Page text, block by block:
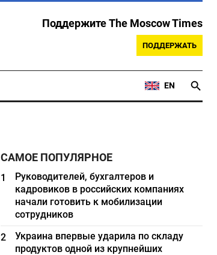
Поддержите The Moscow Times
ПОДДЕРЖАТЬ
EN
САМОЕ ПОПУЛЯРНОЕ
1
Руководителей, бухгалтеров и
кадровиков в российских компаниях
начали готовить к мобилизации
сотрудников
2
Украина впервые ударила по складу
продуктов одной из крупнейших